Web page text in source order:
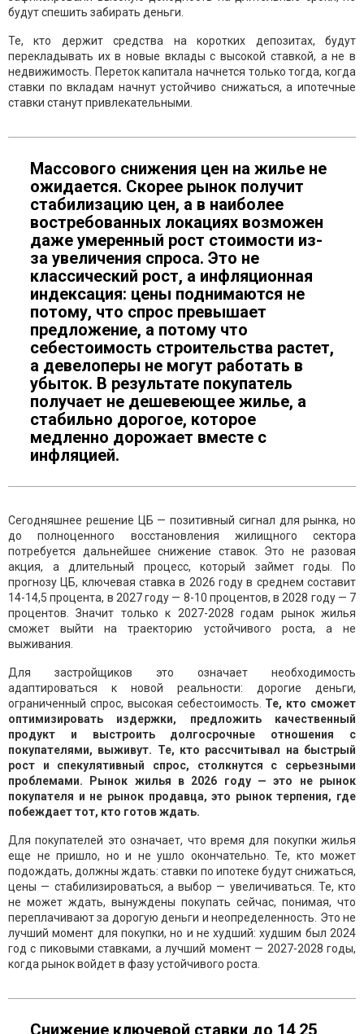
будут спешить забирать деньги.
Те, кто держит средства на коротких депозитах, будут
перекладывать их в новые вклады с высокой ставкой, а не в
недвижимость. Переток капитала начнется только тогда, когда
ставки по вкладам начнут устойчиво снижаться, а ипотечные
ставки станут привлекательными.
Массового снижения цен на жилье не
ожидается. Скорее рынок получит
стабилизацию цен, а в наиболее
востребованных локациях возможен
даже умеренный рост стоимости из-
за увеличения спроса. Это не
классический рост, а инфляционная
индексация: цены поднимаются не
потому, что спрос превышает
предложение, а потому что
себестоимость строительства растет,
а девелоперы не могут работать в
убыток. В результате покупатель
получает не дешевеющее жилье, а
стабильно дорогое, которое
медленно дорожает вместе с
инфляцией.
Сегодняшнее решение ЦБ — позитивный сигнал для рынка, но
до полноценного восстановления жилищного сектора
потребуется дальнейшее снижение ставок. Это не разовая
акция, а длительный процесс, который займет годы. По
прогнозу ЦБ, ключевая ставка в 2026 году в среднем составит
14-14,5 процента, в 2027 году — 8-10 процентов, в 2028 году — 7
процентов. Значит только к 2027-2028 годам рынок жилья
сможет выйти на траекторию устойчивого роста, а не
выживания.
Для застройщиков это означает необходимость
адаптироваться к новой реальности: дорогие деньги,
ограниченный спрос, высокая себестоимость. Те, кто сможет
оптимизировать издержки, предложить качественный
продукт и выстроить долгосрочные отношения с
покупателями, выживут. Те, кто рассчитывал на быстрый
рост и спекулятивный спрос, столкнутся с серьезными
проблемами. Рынок жилья в 2026 году — это не рынок
покупателя и не рынок продавца, это рынок терпения, где
побеждает тот, кто готов ждать.
Для покупателей это означает, что время для покупки жилья
еще не пришло, но и не ушло окончательно. Те, кто может
подождать, должны ждать: ставки по ипотеке будут снижаться,
цены — стабилизироваться, а выбор — увеличиваться. Те, кто
не может ждать, вынуждены покупать сейчас, понимая, что
переплачивают за дорогую деньги и неопределенность. Это не
лучший момент для покупки, но и не худший: худшим был 2024
год с пиковыми ставками, а лучший момент — 2027-2028 годы,
когда рынок войдет в фазу устойчивого роста.
Снижение ключевой ставки до 14,25